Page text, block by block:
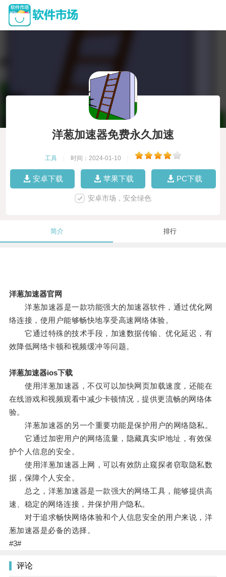
洋葱加速器免费永久加速
工具 时间：2024-01-10
安卓下载 苹果下载 PC下载
安卓市场，安全绿色
简介 排行
洋葱加速器官网
洋葱加速器是一款功能强大的加速器软件，通过优化网
络连接，使用户能够畅快地享受高速网络体验。
它通过特殊的技术手段，加速数据传输、优化延迟，有
效降低网络卡顿和视频缓冲等问题。
洋葱加速器ios下载
使用洋葱加速器，不仅可以加快网页加载速度，还能在
在线游戏和视频观看中减少卡顿情况，提供更流畅的网络体
验。
洋葱加速器的另一个重要功能是保护用户的网络隐私。
它通过加密用户的网络流量，隐藏真实IP地址，有效保
护个人信息的安全。
使用洋葱加速器上网，可以有效防止窥探者窃取隐私数
据，保障个人安全。
总之，洋葱加速器是一款强大的网络工具，能够提供高
速、稳定的网络连接，并保护用户隐私。
对于追求畅快网络体验和个人信息安全的用户来说，洋
葱加速器是必备的选择。
#3#
评论